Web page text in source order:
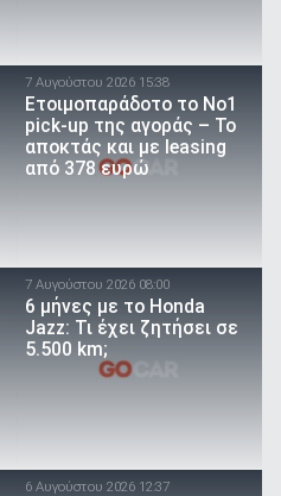
7 Αυγούστου 2026 15:38
Ετοιμοπαράδοτο το Νο1
pick-up της αγοράς – Το
αποκτάς και με leasing
από 378 ευρώ
7 Αυγούστου 2026 08:00
6 μήνες με το Honda
Jazz: Τι έχει ζητήσει σε
5.500 km;
6 Αυγούστου 2026 12:37